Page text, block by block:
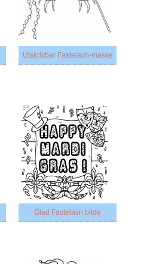
Utskrivbar Fastelavn-maske
Glad Fastelavn bilde